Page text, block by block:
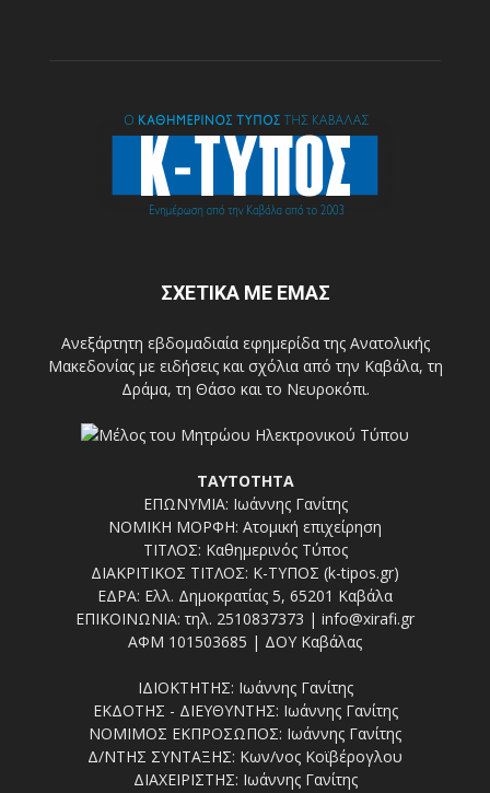
ΣΧΕΤΙΚΑ ΜΕ ΕΜΑΣ
Ανεξάρτητη εβδομαδιαία εφημερίδα της Ανατολικής
Μακεδονίας με ειδήσεις και σχόλια από την Καβάλα, τη
Δράμα, τη Θάσο και το Νευροκόπι.
ΤΑΥΤΟΤΗΤΑ
ΕΠΩΝΥΜΙΑ: Ιωάννης Γανίτης
ΝΟΜΙΚΗ ΜΟΡΦΗ: Ατομική επιχείρηση
ΤΙΤΛΟΣ: Καθημερινός Τύπος
ΔΙΑΚΡΙΤΙΚΟΣ ΤΙΤΛΟΣ: Κ-ΤΥΠΟΣ (k-tipos.gr)
ΕΔΡΑ: Ελλ. Δημοκρατίας 5, 65201 Καβάλα
ΕΠΙΚΟΙΝΩΝΙΑ: τηλ. 2510837373 | info@xirafi.gr
ΑΦΜ 101503685 | ΔΟΥ Καβάλας
ΙΔΙΟΚΤΗΤΗΣ: Ιωάννης Γανίτης
ΕΚΔΟΤΗΣ - ΔΙΕΥΘΥΝΤΗΣ: Ιωάννης Γανίτης
ΝΟΜΙΜΟΣ ΕΚΠΡΟΣΩΠΟΣ: Ιωάννης Γανίτης
Δ/ΝΤΗΣ ΣΥΝΤΑΞΗΣ: Κων/νος Κοϊβέρογλου
ΔΙΑΧΕΙΡΙΣΤΗΣ: Ιωάννης Γανίτης